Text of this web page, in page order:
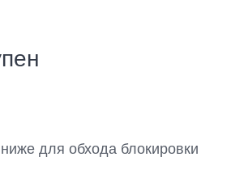
для обхода блокировки